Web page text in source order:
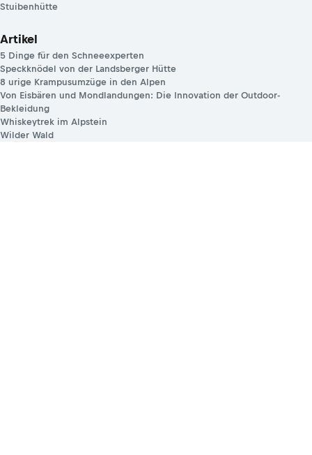
Stuibenhütte
Artikel
5 Dinge für den Schneeexperten
Speckknödel von der Landsberger Hütte
8 urige Krampusumzüge in den Alpen
Von Eisbären und Mondlandungen: Die Innovation der Outdoor-
Bekleidung
Whiskeytrek im Alpstein
Wilder Wald